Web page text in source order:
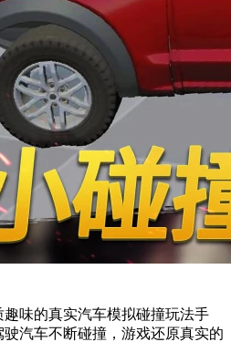
趣味的真实汽车模拟碰撞玩法手
汽车不断碰撞，游戏还原真实的